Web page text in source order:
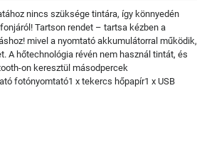
nincs szüksége tintára, így könnyedén
Tartson rendet – tartsa kézben a
mivel a nyomtató akkumulátorral működik,
A hőtechnológia révén nem használ tintát, és
on keresztül másodpercek
fotónyomtató1 x tekercs hőpapír1 x USB